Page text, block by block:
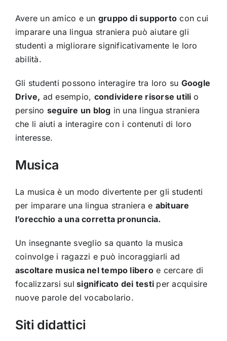
Avere un amico e un gruppo di supporto con cui
imparare una lingua straniera può aiutare gli
studenti a migliorare significativamente le loro
abilità.
Gli studenti possono interagire tra loro su Google
Drive, ad esempio, condividere risorse utili o
persino seguire un blog in una lingua straniera
che li aiuti a interagire con i contenuti di loro
interesse.
Musica
La musica è un modo divertente per gli studenti
per imparare una lingua straniera e abituare
l’orecchio a una corretta pronuncia.
Un insegnante sveglio sa quanto la musica
coinvolge i ragazzi e può incoraggiarli ad
ascoltare musica nel tempo liberoe cercare di
focalizzarsi sul significato dei testi per acquisire
nuove parole del vocabolario.
Siti didattici